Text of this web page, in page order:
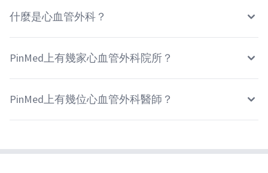
什麼是心血管外科？
PinMed上有幾家心血管外科院所？
PinMed上有幾位心血管外科醫師？